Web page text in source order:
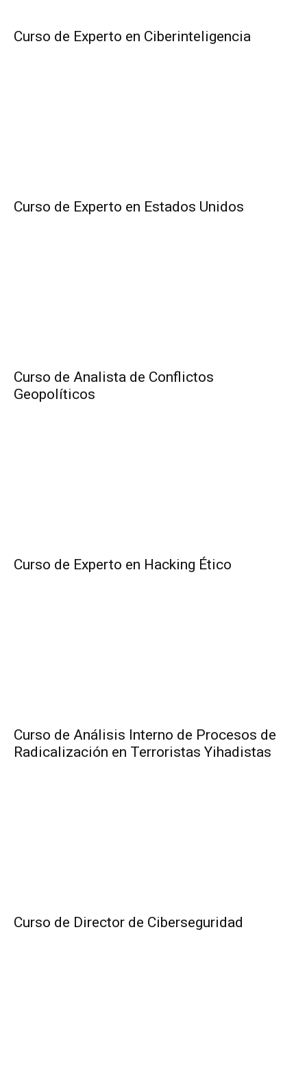
Curso de Experto en Ciberinteligencia
Curso de Experto en Estados Unidos
Curso de Analista de Conflictos
Geopolíticos
Curso de Experto en Hacking Ético
Curso de Análisis Interno de Procesos de
Radicalización en Terroristas Yihadistas
Curso de Director de Ciberseguridad